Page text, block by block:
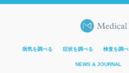
病気を調べる 症状を調べる 検査を調べ
NEWS & JOURNAL